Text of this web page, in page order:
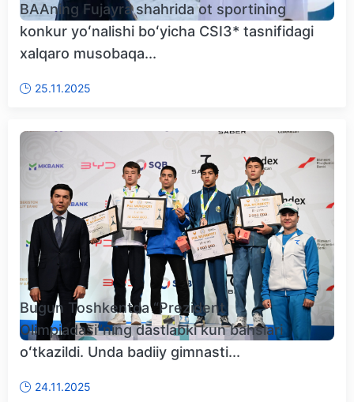
BAAning Fujayra shahrida ot sportining
konkur yoʻnalishi boʻyicha CSI3* tasnifidagi
xalqaro musobaqa...
25.11.2025
Bugun Toshkentda “Prezident
Olimpiadasi”ning dastlabki kun bahslari
oʻtkazildi. Unda badiiy gimnasti...
24.11.2025